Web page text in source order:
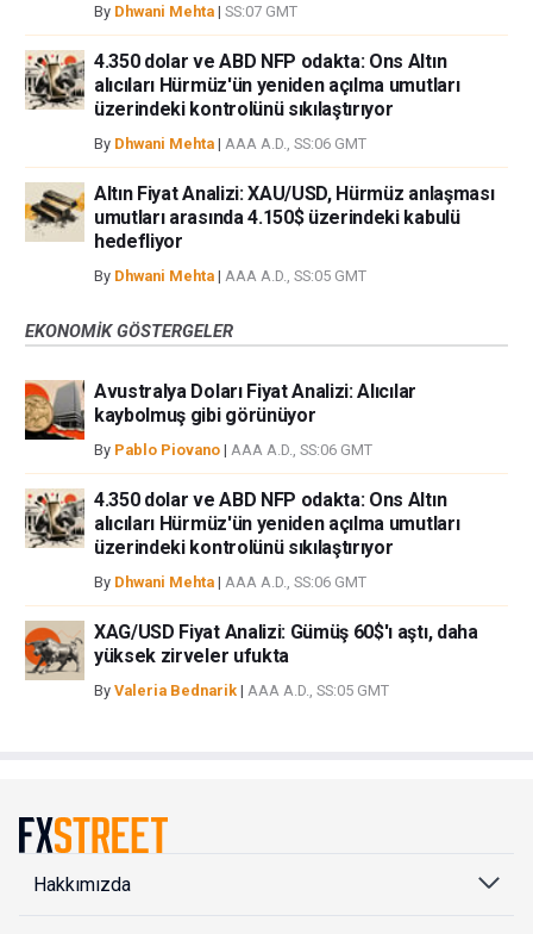
By Dhwani Mehta | SS:07 GMT
4.350 dolar ve ABD NFP odakta: Ons Altın
alıcıları Hürmüz'ün yeniden açılma umutları
üzerindeki kontrolünü sıkılaştırıyor
By Dhwani Mehta | AAA A.D., SS:06 GMT
Altın Fiyat Analizi: XAU/USD, Hürmüz anlaşması
umutları arasında 4.150$ üzerindeki kabulü
hedefliyor
By Dhwani Mehta | AAA A.D., SS:05 GMT
EKONOMIK GÖSTERGELER
Avustralya Doları Fiyat Analizi: Alıcılar
kaybolmuş gibi görünüyor
By Pablo Piovano | AAA A.D., SS:06 GMT
4.350 dolar ve ABD NFP odakta: Ons Altın
alıcıları Hürmüz'ün yeniden açılma umutları
üzerindeki kontrolünü sıkılaştırıyor
By Dhwani Mehta | AAA A.D., SS:06 GMT
XAG/USD Fiyat Analizi: Gümüş 60$'ı aştı, daha
yüksek zirveler ufukta
By Valeria Bednarik | AAA A.D., SS:05 GMT
Hakkımızda